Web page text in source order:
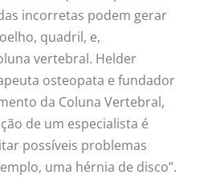
incorretas podem gerar
quadril, e,
vertebral. Helder
osteopata e fundador
da Coluna Vertebral,
de um especialista é
possíveis problemas
uma hérnia de disco”.